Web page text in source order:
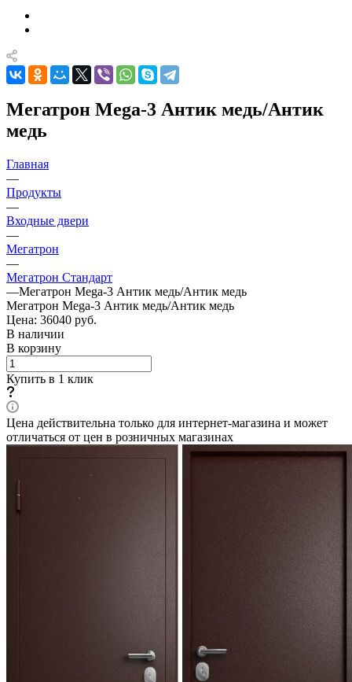
Мегатрон Mega-3 Антик медь/Антик
медь
Главная
—
Продукты
—
Входные двери
—
Мегатрон
—
Мегатрон Стандарт
—Мегатрон Mega-3 Антик медь/Антик медь
Мегатрон Mega-3 Антик медь/Антик медь
Цена: 36040 руб.
В наличии
В корзину
Купить в 1 клик
Цена действительна только для интернет-магазина и может
отличаться от цен в розничных магазинах